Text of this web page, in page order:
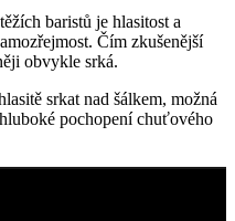
baristů je hlasitost a
Čím zkušenější
obvykle srká.
srkat nad šálkem, možná
pochopení chuťového